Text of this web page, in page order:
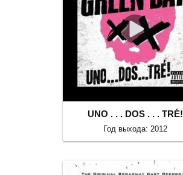
UNO . . . DOS . . . TRÉ!
Год выхода: 2012